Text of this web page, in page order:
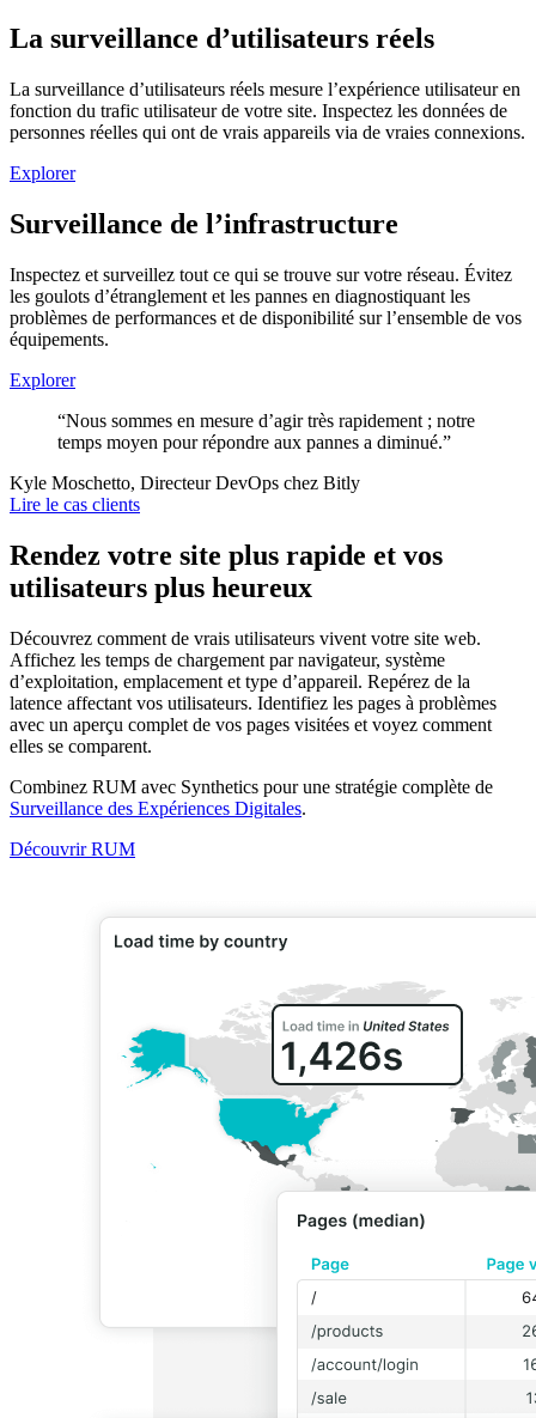
La surveillance d’utilisateurs réels
La surveillance d’utilisateurs réels mesure l’expérience utilisateur en
fonction du trafic utilisateur de votre site. Inspectez les données de
personnes réelles qui ont de vrais appareils via de vraies connexions.
Explorer
Surveillance de l’infrastructure
Inspectez et surveillez tout ce qui se trouve sur votre réseau. Évitez
les goulots d’étranglement et les pannes en diagnostiquant les
problèmes de performances et de disponibilité sur l’ensemble de vos
équipements.
Explorer
“Nous sommes en mesure d’agir très rapidement ; notre
temps moyen pour répondre aux pannes a diminué.”
Kyle Moschetto, Directeur DevOps chez Bitly
Lire le cas clients
Rendez votre site plus rapide et vos
utilisateurs plus heureux
Découvrez comment de vrais utilisateurs vivent votre site web.
Affichez les temps de chargement par navigateur, système
d’exploitation, emplacement et type d’appareil. Repérez de la
latence affectant vos utilisateurs. Identifiez les pages à problèmes
avec un aperçu complet de vos pages visitées et voyez comment
elles se comparent.
Combinez RUM avec Synthetics pour une stratégie complète de
Surveillance des Expériences Digitales.
Découvrir RUM